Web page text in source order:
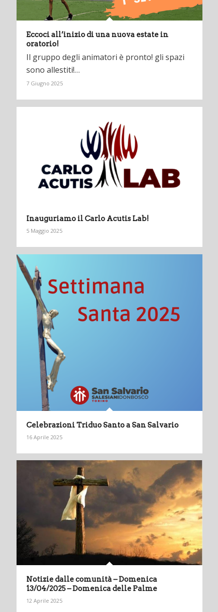
Eccoci all’inizio di una nuova estate in
oratorio!
Il gruppo degli animatori è pronto! gli spazi
sono allestiti!…
7 Giugno 2025
Inauguriamo il Carlo Acutis Lab!
5 Maggio 2025
Celebrazioni Triduo Santo a San Salvario
16 Aprile 2025
Notizie dalle comunità – Domenica
13/04/2025 – Domenica delle Palme
12 Aprile 2025